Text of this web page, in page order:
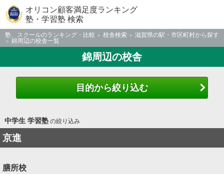
オリコン顧客満足度ランキング
塾・学習塾 検索
塾、スクールのランキング・比較 校舎検索
滋賀県の駅・市区町村から探す
錦周辺の校舎一覧
錦周辺の校舎
目的から絞り込む
中学生 学習塾の絞り込み
京進
膳所校